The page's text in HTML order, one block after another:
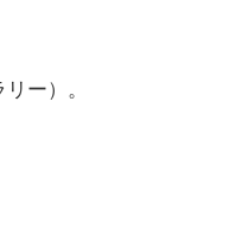
ー）。